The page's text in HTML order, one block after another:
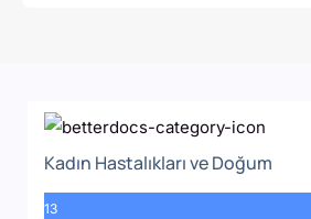
Kadın Hastalıkları ve Doğum
13